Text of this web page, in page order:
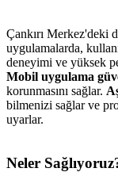
Çankırı Merkez'deki
uygulamalarda,
deneyimi ve yüksek
Mobil uygulama
korunmasını sağlar.
bilmenizi sağlar ve
uyarlar.
Neler